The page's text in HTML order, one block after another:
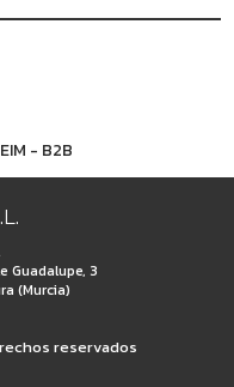
- B2B
Guadalupe, 3
(Murcia)
reservados